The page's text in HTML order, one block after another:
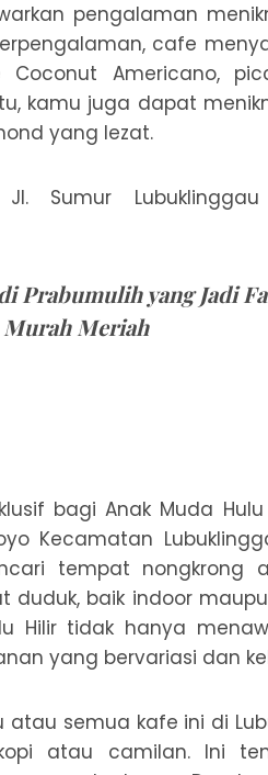
pengalaman
cafe
Americano,
kamu juga dapat
yang lezat.
Sumur
Prabumulih yang Jadi
Murah Meriah
bagi Anak Muda
Kecamatan
tempat nongkrong
duduk, baik indoor
Hilir tidak hanya
yang bervariasi dan
atau semua kafe ini di
atau camilan. Ini